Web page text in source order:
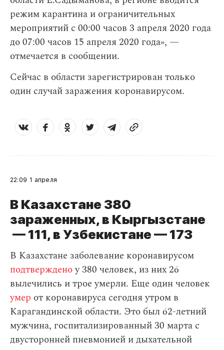
режим карантина и ограничительных
мероприятий с 00:00 часов 3 апреля 2020 года
до 07:00 часов 15 апреля 2020 года», —
отмечается в сообщении.
Сейчас в области зарегистрирован только
один случай заражения коронавирусом.
22:09 1 апреля
В Казахстане 380
зараженных, в Кыргызстане
— 111, в Узбекистане — 173
В Казахстане заболевание коронавирусом
подтвержденоу 380 человек, из них 26
вылечились и трое умерли. Еще один человек
умер от коронавируса сегодня утром в
Карагандинской области. Это был 62-летний
мужчина, госпитализированный 30 марта с
двусторонней пневмонией и дыхательной